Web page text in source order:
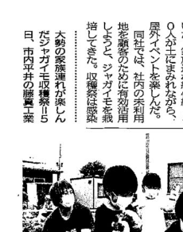
耐震・断熱
保証・アフターメンテナンス
家づくりの流れ
会社概要
スタッフ紹介
お客様の声
お知らせ